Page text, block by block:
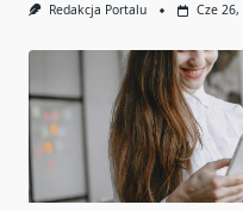
Redakcja Portalu Cze 26,